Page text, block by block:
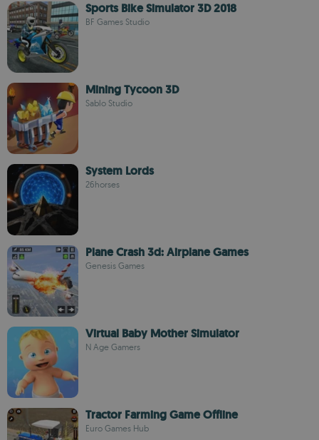
Sports Bike Simulator 3D 2018
BF Games Studio
Mining Tycoon 3D
Sablo Studio
System Lords
26horses
Plane Crash 3d: Airplane Games
Genesis Games
Virtual Baby Mother Simulator
N Age Gamers
Tractor Farming Game Offline
Euro Games Hub